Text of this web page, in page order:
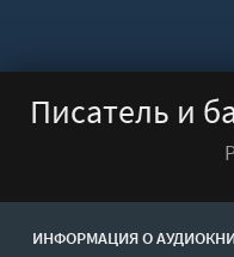
Писатель и
ИНФОРМАЦИЯ О